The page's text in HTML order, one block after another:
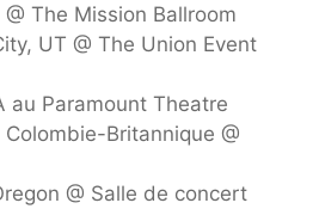
@ The Mission Ballroom
UT @ The Union Event
au Paramount Theatre
Colombie-Britannique @
@ Salle de concert